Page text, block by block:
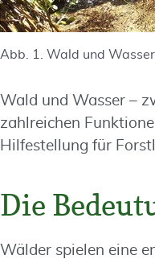
Abb. 1. Wald und
Wald und Wasser –
zahlreichen
Hilfestellung für
Die
Wälder spielen eine